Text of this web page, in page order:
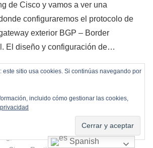
de Cisco y vamos a ver una
configuraremos el protocolo de
exterior BGP – Border
El diseño y configuración de…
Continuar leyendo →
Switching BGP,
Packet Tracer,Protocolos de
Spanish
este sitio usa cookies. Si continúas navegando por
incluido cómo gestionar las cookies,